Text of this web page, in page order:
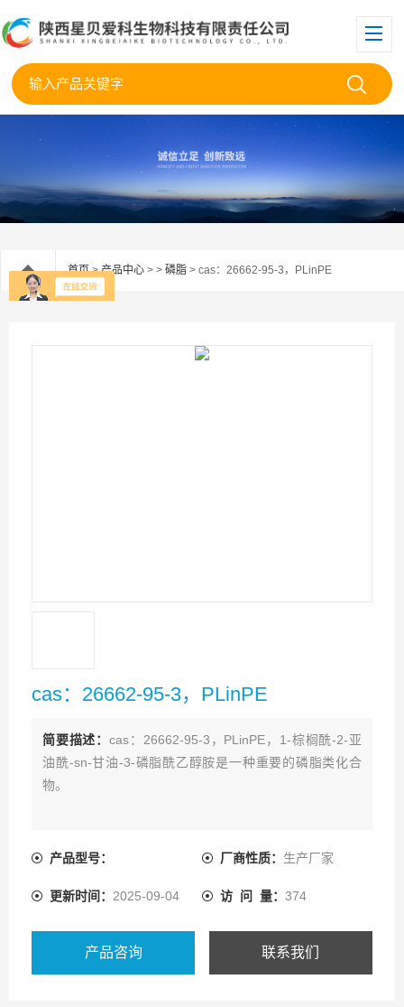
首页>产品中心 > > 磷脂 > cas：26662-95-3，PLinPE
cas：26662-95-3，PLinPE
简要描述：cas：26662-95-3，PLinPE，1-棕榈酰-2-亚
油酰-sn-甘油-3-磷脂酰乙醇胺是一种重要的磷脂类化合
物。
产品型号： 厂商性质： 生产厂家
更新时间： 2025-09-04 访 问 量： 374
产品咨询 联系我们